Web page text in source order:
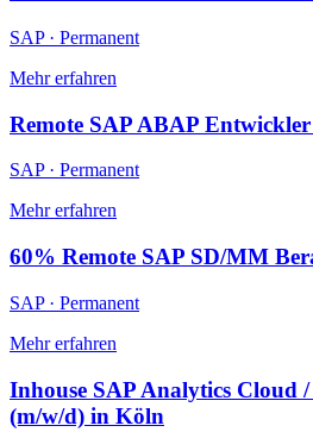
SAP · Permanent
Mehr erfahren
Remote SAP ABAP
SAP · Permanent
Mehr erfahren
60% Remote SAP SD/MM
SAP · Permanent
Mehr erfahren
Inhouse SAP Analytics Cloud
(m/w/d) in Köln